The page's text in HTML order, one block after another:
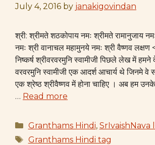
July 4, 2016 by janakigovindan
श्री: श्रीमते शठकोपाय नमः श्रीमते रामानुजाय
नमः श्री वानाचल महामुनये नमः श्री वैष्णव लक्षण
निष्कर्ष श्रीवरवरमुनि स्वामीजी पिछले लेख में हमने
वरवरमुनि स्वामीजी एक आदर्श आचार्य थे जिनमे वे
एक श्रेष्ठ श्रीवैष्णव में होना चाहिए । अब हम
… Read more
Categories
Granthams Hindi, SrIvaishNava
Tags
Granthams Hindi tag